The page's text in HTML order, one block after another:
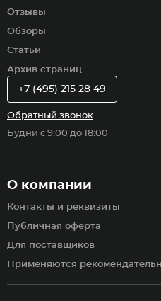
Отзывы
Обзоры
Статьи
Архив страниц
О компании
Контакты и реквизиты
Публичная оферта
Для поставщиков
Применяются
+7 (495) 215 28 49
Обратный звонок
Будни с 9:00 до 18:00